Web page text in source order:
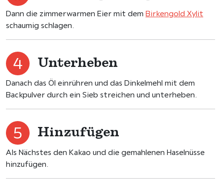
Dann die zimmerwarmen Eier mit dem Birkengold Xylit
schaumig schlagen.
Unterheben
Danach das Öl einrühren und das Dinkelmehl mit dem
Backpulver durch ein Sieb streichen und unterheben.
Hinzufügen
Als Nächstes den Kakao und die gemahlenen Haselnüsse
hinzufügen.